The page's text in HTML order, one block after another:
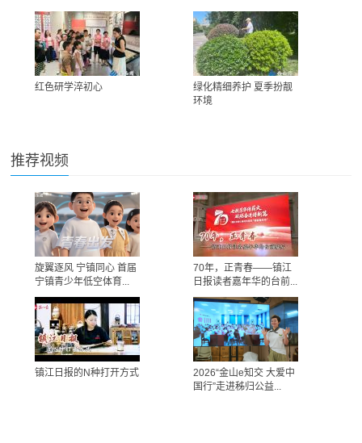
红色研学淬初心
绿化精细养护 夏季扮靓
环境
推荐视频
旋翼逐风 宁镇同心 首届
宁镇青少年低空体育...
70年，正青春——镇江
日报读者嘉年华的台前...
镇江日报的N种打开方式
2026“金山e知交 大爱中
国行”走进秭归公益...